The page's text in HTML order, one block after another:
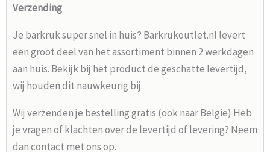
Verzending
Je barkruk super snel in huis? Barkrukoutlet.nl levert
een groot deel van het assortiment binnen 2 werkdagen
aan huis. Bekijk bij het product de geschatte levertijd,
wij houden dit nauwkeurig bij.
Wij verzenden je bestelling gratis (ook naar België) Heb
je vragen of klachten over de levertijd of levering? Neem
dan contact met ons op.